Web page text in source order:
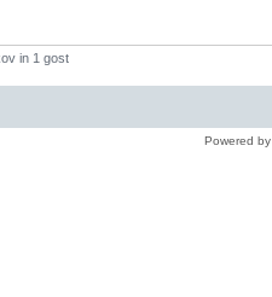
in 1 gost
Powered